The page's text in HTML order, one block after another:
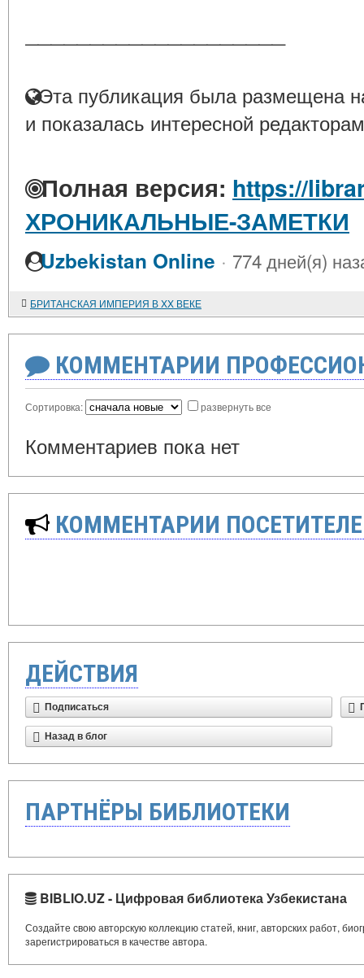
Эта публикация была размещена
и показалась интересной
Полная версия: https://
ХРОНИКАЛЬНЫЕ-ЗАМЕТКИ
Uzbekistan Online · 774 дней(я)
БРИТАНСКАЯ ИМПЕРИЯ В XX ВЕКЕ
КОММЕНТАРИИ
Сортировка: развернуть все
Комментариев пока нет
КОММЕНТАРИИ
ДЕЙСТВИЯ
Подписаться
Назад в блог
ПАРТНЁРЫ БИБЛИОТЕКИ
BIBLIO.UZ - Цифровая библиотека Узбекистана
Создайте свою авторскую коллекцию статей, книг, авторских работ,
зарегистрироваться в качестве автора.